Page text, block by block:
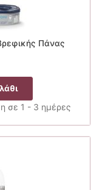
Πάνας
σε 1 - 3 ημέρες